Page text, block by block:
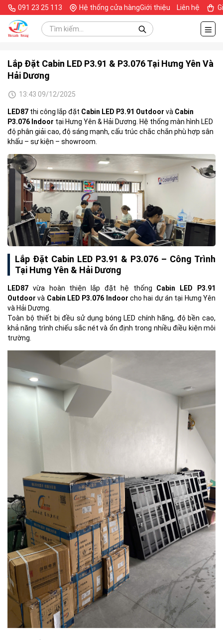
091 23 25 113 Hệ thống cửa hàngGiới thiệu Liên hệ
Lắp Đặt Cabin LED P3.91 & P3.076 Tại Hưng Yên Và
Hải Dương
13:43 09/12/2025
LED87 thi công lắp đặt Cabin LED P3.91 Outdoor và Cabin
P3.076 Indoor tại Hưng Yên & Hải Dương. Hệ thống màn hình LED
độ phân giải cao, độ sáng mạnh, cấu trúc chắc chắn phù hợp sân
khấu – sự kiện – showroom.
Lắp Đặt Cabin LED P3.91 & P3.076 – Công Trình
Tại Hưng Yên & Hải Dương
LED87 vừa hoàn thiện lắp đặt hệ thống Cabin LED P3.91
Outdoor và Cabin LED P3.076 Indoor cho hai dự án tại Hưng Yên
và Hải Dương.
Toàn bộ thiết bị đều sử dụng bóng LED chính hãng, độ bền cao,
khả năng trình chiếu sắc nét và ổn định trong nhiều điều kiện môi
trường.